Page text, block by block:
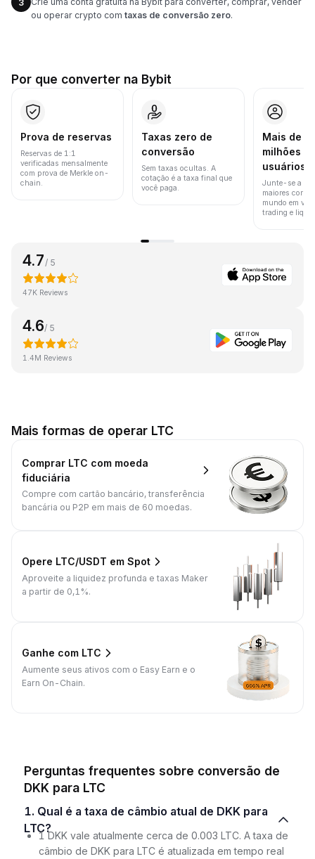
3
ou operar crypto com taxas de conversão zero.
Por que converter na Bybit
Prova de reservas
Reservas de 1:1
verificadas mensalmente
com prova de Merkle on-
chain.
Taxas zero de
conversão
Sem taxas ocultas. A
cotação é a taxa final que
você paga.
Mais de
milhões
usuários
Junte-se a
maiores
mundo em
trading e
4.7 / 5
47K Reviews
4.6/ 5
1.4M Reviews
Mais formas de operar LTC
Comprar LTC com moeda
fiduciária
Compre com cartão bancário, transferência
bancária ou P2P em mais de 60 moedas.
Opere LTC/USDT em Spot
Aproveite a liquidez profunda e taxas Maker
a partir de 0,1%.
Ganhe com LTC
Aumente seus ativos com o Easy Earn e o
Earn On-Chain.
Perguntas frequentes sobre conversão de
DKK para LTC
1. Qual é a taxa de câmbio atual de DKK para
LTC?
1 DKK vale atualmente cerca de 0.003 LTC. A taxa de
câmbio de DKK para LTC é atualizada em tempo real